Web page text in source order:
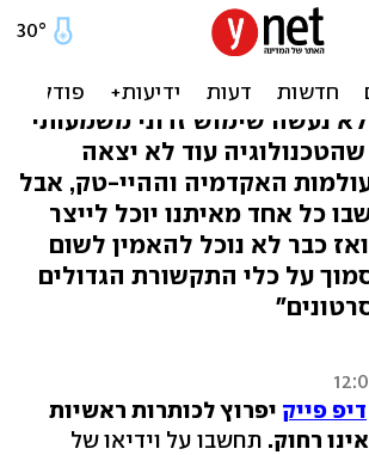
בטעות לדיפ
חמאס
נעשה שימוש זדוני משמעותי
עוד לא יצאה
האקדמיה וההיי-טק, אבל
כל אחד מאיתנו יוכל לייצר
כבר לא נוכל להאמין לשום
על כלי התקשורת הגדולים
דיפ פייק יפרוץ לכותרות ראשיות
רחוק. תחשבו על וידיאו של